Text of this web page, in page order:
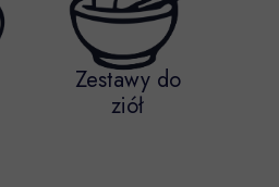
Zestawy do
ziół